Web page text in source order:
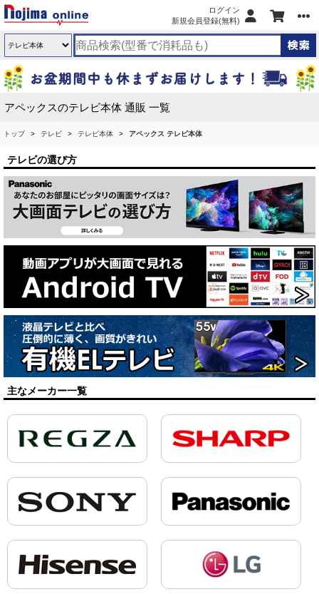
ログイン
新規会員登録(無料)
アペックスのテレビ本体 通販 一覧
トップ テレビ テレビ本体 アペックス テレビ本体
テレビの選び方
主なメーカー一覧